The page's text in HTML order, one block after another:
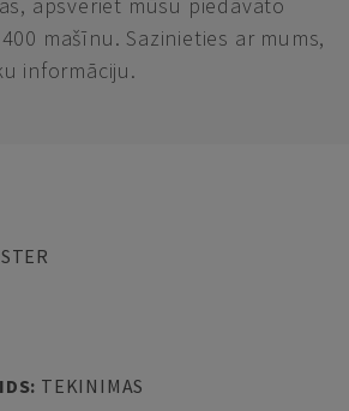
mašīnu. Sazinieties ar mums,
informāciju.
: TEKINIMAS